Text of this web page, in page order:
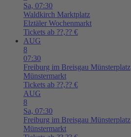
Sa, 07:30
Waldkirch Marktplatz
Elztäler Wochenmarkt
Tickets ab ??,?? €
AUG
8
07:30
Freiburg im Breisgau Münsterplatz
Münstermarkt
Tickets ab ??,?? €
AUG
8
Sa, 07:30
Freiburg im Breisgau Münsterplatz
Münstermarkt